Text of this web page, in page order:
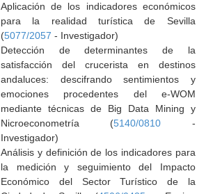
Aplicación de los indicadores económicos
para la realidad turística de Sevilla
(5077/2057 - Investigador)
Detección de determinantes de la
satisfacción del crucerista en destinos
andaluces: descifrando sentimientos y
emociones procedentes del e-WOM
mediante técnicas de Big Data Mining y
Nicroeconometría (5140/0810 -
Investigador)
Análisis y definición de los indicadores para
la medición y seguimiento del Impacto
Económico del Sector Turístico de la